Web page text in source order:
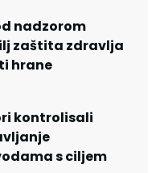
nadzorom
zaštita zdravlja
hrane
kontrolisali
s ciljem